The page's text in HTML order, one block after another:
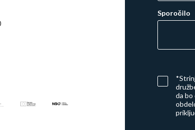
Sporočilo
da